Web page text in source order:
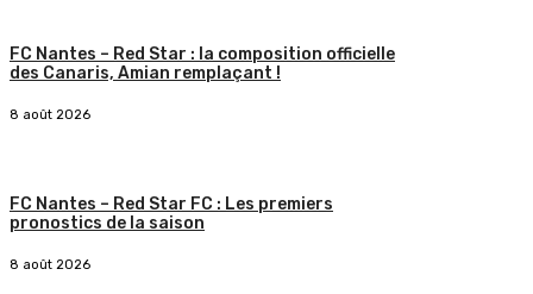
FC Nantes – Red Star : la composition officielle
des Canaris, Amian remplaçant !
8 août 2026
FC Nantes – Red Star FC : Les premiers
pronostics de la saison
8 août 2026